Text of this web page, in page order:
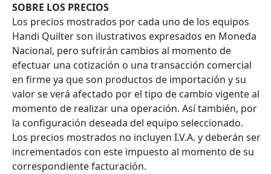
SOBRE LOS PRECIOS
Los precios mostrados por cada uno de los equipos
Handi Quilter son ilustrativos expresados en Moneda
Nacional, pero sufrirán cambios al momento de
efectuar una cotización o una transacción comercial
en firme ya que son productos de importación y su
valor se verá afectado por el tipo de cambio vigente al
momento de realizar una operación. Así también, por
la configuración deseada del equipo seleccionado.
Los precios mostrados no incluyen I.V.A. y deberán ser
incrementados con este impuesto al momento de su
correspondiente facturación.